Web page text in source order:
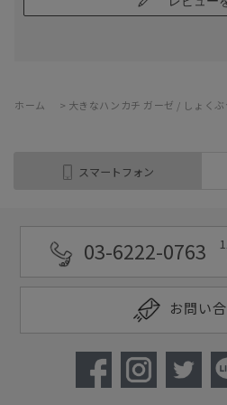
ホーム > 大きなハンカチ ガーゼ / しょくぶ
スマートフォン
03-6222-0763
お問い